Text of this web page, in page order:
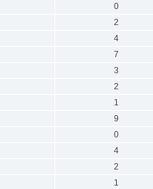
0
2
4
7
3
2
1
9
0
4
2
1